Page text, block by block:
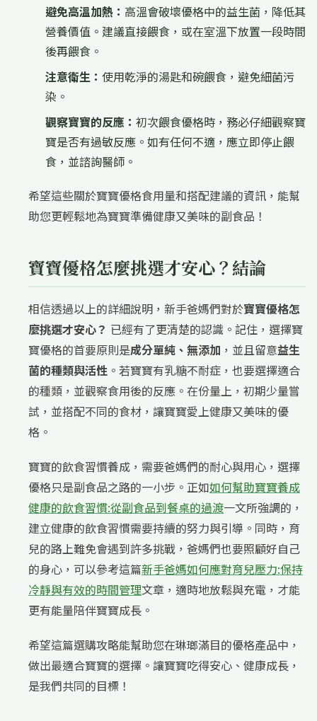
避免高溫加熱： 高溫會破壞優格中的益生菌，降低其
營養價值。建議直接餵食，或在室溫下放置一段時間
後再餵食。
注意衛生： 使用乾淨的湯匙和碗餵食，避免細菌污
染。
觀察寶寶的反應： 初次餵食優格時，務必仔細觀察寶
寶是否有過敏反應。如有任何不適，應立即停止餵
食，並諮詢醫師。
希望這些關於寶寶優格食用量和搭配建議的資訊，能幫
助您更輕鬆地為寶寶準備健康又美味的副食品！
寶寶優格怎麼挑選才安心？結論
相信透過以上的詳細說明，新手爸媽們對於寶寶優格怎
麼挑選才安心？ 已經有了更清楚的認識。記住，選擇寶
寶優格的首要原則是成分單純、無添加 ，並且留意益生
菌的種類與活性 。若寶寶有乳糖不耐症，也要選擇適合
的種類，並觀察食用後的反應。在份量上，初期少量嘗
試，並搭配不同的食材，讓寶寶愛上健康又美味的優
格。
寶寶的飲食習慣養成，需要爸媽們的耐心與用心，選擇
優格只是副食品之路的一小步。正如如何幫助寶寶養成
健康的飲食習慣:從副食品到餐桌的過渡一文所強調的，
建立健康的飲食習慣需要持續的努力與引導。同時，育
兒的路上難免會遇到許多挑戰，爸媽們也要照顧好自己
的身心，可以參考這篇新手爸媽如何應對育兒壓力:保持
冷靜與有效的時間管理文章，適時地放鬆與充電，才能
更有能量陪伴寶寶成長。
希望這篇選購攻略能幫助您在琳瑯滿目的優格產品中，
做出最適合寶寶的選擇。讓寶寶吃得安心、健康成長，
是我們共同的目標！